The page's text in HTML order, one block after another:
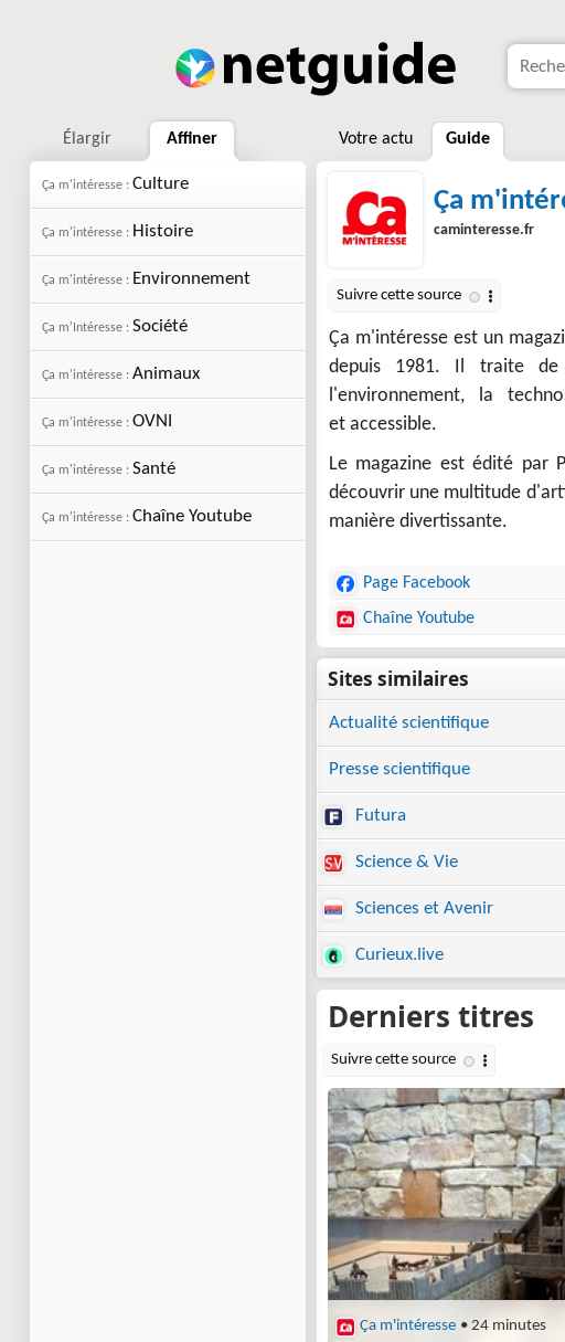
Élargir Affiner
Ça m'intéresse : Culture
Ça m'intéresse : Histoire
Ça m'intéresse : Environnement
Ça m'Intéresse : Société
Ça m'intéresse : Animaux
Ça m'intéresse : OVNI
Ça m'intéresse : Santé
Ça m'intéresse : Chaîne Youtube
Votre actu Guide
Ça
caminteresse.fr
Ça m'intéresse est un
depuis 1981. Il traite de
l'environnement, la
et accessible.
Le magazine est édité par
découvrir une multitude
manière divertissante.
Page Facebook
Chaîne Youtube
Actualité scientifique
Presse scientifique
Futura
Science & Vie
Sciences et Avenir
Curieux.live
Ça m'intéresse • 24 minutes